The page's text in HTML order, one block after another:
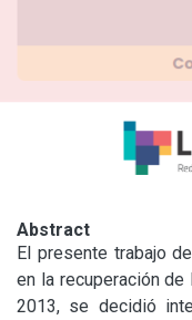
Abstract
El presente trabajo
en la recuperación
2013, se decidió